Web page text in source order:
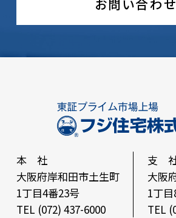
本 社
大阪府岸和田市土生町
1丁目4番23号
TEL (072) 437-6000
支
大阪
1丁
TEL